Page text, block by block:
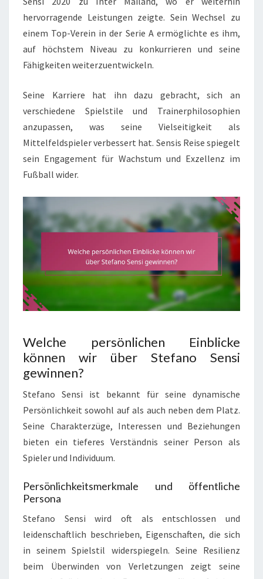
hervorragende Leistungen zeigte. Sein Wechsel zu
einem Top-Verein in der Serie A ermöglichte es ihm,
auf höchstem Niveau zu konkurrieren und seine
Fähigkeiten weiterzuentwickeln.
Seine Karriere hat ihn dazu gebracht, sich an
verschiedene Spielstile und Trainerphilosophien
anzupassen, was seine Vielseitigkeit als
Mittelfeldspieler verbessert hat. Sensis Reise spiegelt
sein Engagement für Wachstum und Exzellenz im
Fußball wider.
Welche persönlichen Einblicke
können wir über Stefano Sensi
gewinnen?
Stefano Sensi ist bekannt für seine dynamische
Persönlichkeit sowohl auf als auch neben dem Platz.
Seine Charakterzüge, Interessen und Beziehungen
bieten ein tieferes Verständnis seiner Person als
Spieler und Individuum.
Persönlichkeitsmerkmale und öffentliche
Persona
Stefano Sensi wird oft als entschlossen und
leidenschaftlich beschrieben, Eigenschaften, die sich
in seinem Spielstil widerspiegeln. Seine Resilienz
beim Überwinden von Verletzungen zeigt seine